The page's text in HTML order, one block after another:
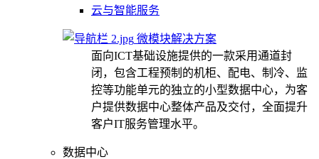
云与智能服务
微模块解决方案
面向ICT基础设施提供的一款采用通道封
闭，包含工程预制的机柜、配电、制冷、监
控等功能单元的独立的小型数据中心，为客
户提供数据中心整体产品及交付，全面提升
客户IT服务管理水平。
数据中心